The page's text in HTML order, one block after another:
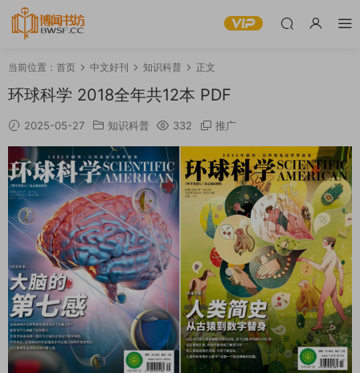
当前位置： 首页 中文好刊 知识科普 正文
环球科学 2018全年共12本 PDF
2025-05-27 知识科普 332 推广